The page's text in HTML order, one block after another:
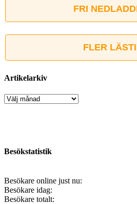
FRI
FLER
Artikelarkiv
Artikelarkiv
Besökstatistik
Besökare online just nu:
Besökare idag:
Besökare totalt: